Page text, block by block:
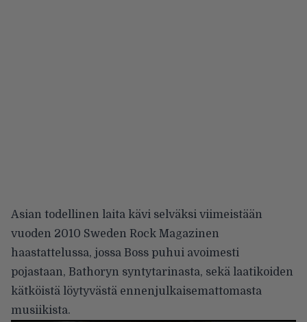
Asian todellinen laita kävi selväksi viimeistään
vuoden 2010 Sweden Rock Magazinen
haastattelussa, jossa Boss puhui avoimesti
pojastaan, Bathoryn syntytarinasta, sekä laatikoiden
kätköistä löytyvästä ennenjulkaisemattomasta
musiikista.